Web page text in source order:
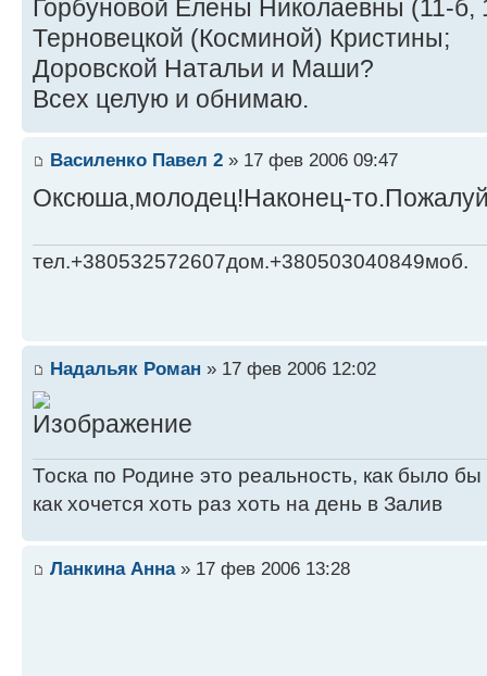
Горбуновой Елены Николаевны (11-б,
Терновецкой (Косминой) Кристины;
Доровской Натальи и Маши?
Всех целую и обнимаю.
Василенко Павел 2 » 17 фев 2006 09:47
Оксюша,молодец!Наконец-
тел.+380532572607дом.+380503040849моб.
Надальяк Роман » 17 фев 2006 12:02
Тоска по Родине это реальность, как было
как хочется хоть раз хоть на день в Залив
Ланкина Анна» 17 фев 2006 13:28